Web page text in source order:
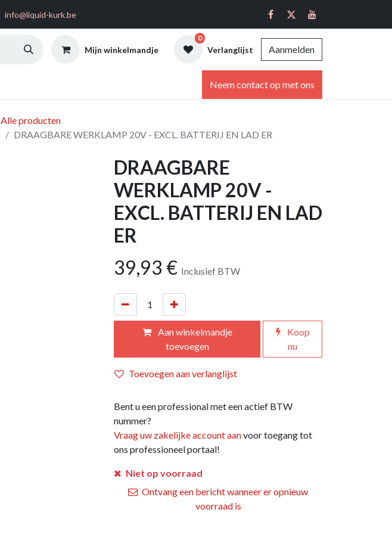
info@liquid-kurk.be
Mijn winkelmandje
0
Verlanglijst Aanmelden
Neem contact op met ons
Alle producten
DRAAGBARE WERKLAMP 20V - EXCL. BATTERIJ EN LAD ER
DRAAGBARE
WERKLAMP 20V -
EXCL. BATTERIJ EN LAD
ER
39,93 € Inclusief BTW
Aan winkelmandje
toevoegen
Koop
nu
Toevoegen aan verlanglijst
Bent u een professional met een actief BTW
nummer?
Vraag uw zakelijke account aanvoor toegang tot
ons professioneel portaal!
Niet op voorraad
Ontvang een bericht wanneer er opnieuw
voorraad is